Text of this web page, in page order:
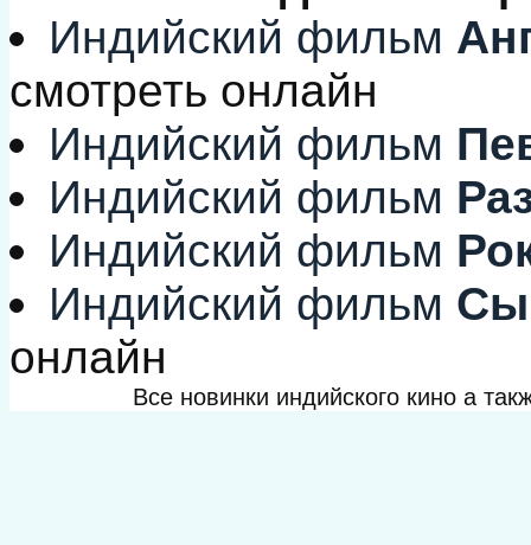
Индийский фильм
смотреть онлайн
Индийский фильм
Индийский фильм
Индийский фильм
Индийский фильм
онлайн
Все новинки индийского кино а